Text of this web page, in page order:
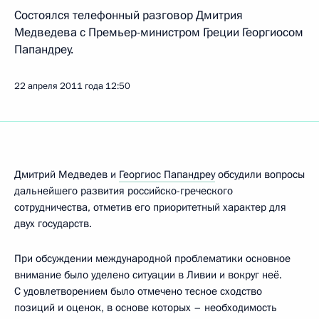
Состоялся телефонный разговор Дмитрия
Медведева с Премьер-министром Греции Георгиосом
Папандреу.
22 апреля 2011 года 12:50
Дмитрий Медведев и Георгиос Папандреуобсудили вопросы
дальнейшего развития российско-греческого
сотрудничества, отметив его приоритетный характер для
двух государств.
При обсуждении международной проблематики основное
внимание было уделено ситуации в Ливии и вокруг неё.
С удовлетворением было отмечено тесное сходство
позиций и оценок, в основе которых – необходимость